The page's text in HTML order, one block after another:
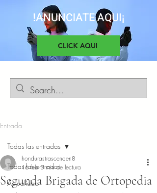
!ANUNCIATE AQUI¡
CLICK AQUI
Entrada
Todas las entradas
Actualidad
Todas las entradas
Segunda Brigada de Ortopedia
hondurastrascenden8
16 feb 3 min de lectura